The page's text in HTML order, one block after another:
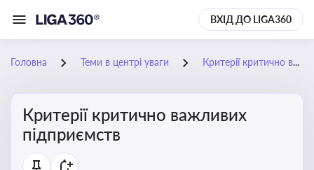
ВХІД ДО LIGA360
Головна Теми в центрі уваги Критерії критично важливих підприємств
Критерії критично важливих
підприємств